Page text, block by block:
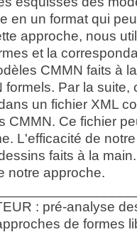
en un format qui
approche, nous
et la
CMMN faits à
Par la suite,
un fichier XML
CMMN. Ce fichier
L'efficacité de
faits à la
notre approche.
: pré-analyse
de formes